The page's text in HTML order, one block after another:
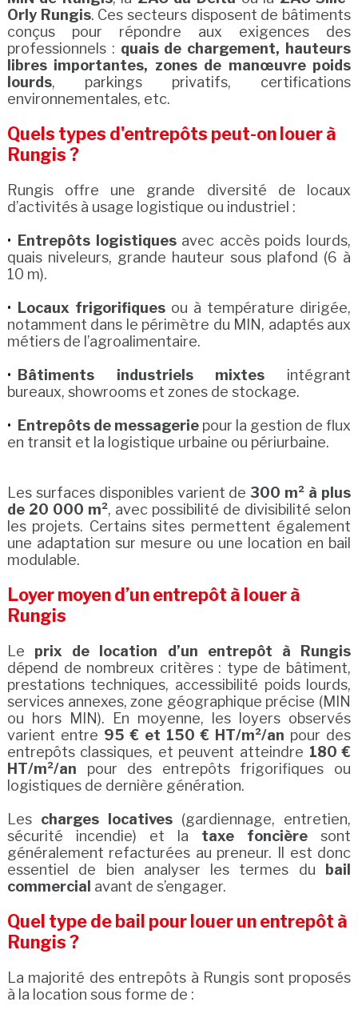
Orly Rungis. Ces secteurs disposent de bâtiments
conçus pour répondre aux exigences des
professionnels : quais de chargement, hauteurs
libres importantes, zones de manœuvre poids
lourds, parkings privatifs, certifications
environnementales, etc.
Quels types d'entrepôts peut-on louer à
Rungis ?
Rungis offre une grande diversité de locaux
d’activités à usage logistique ou industriel :
Entrepôts logistiquesavec accès poids lourds,
quais niveleurs, grande hauteur sous plafond (6 à
10 m).
Locaux frigorifiquesou à température dirigée,
notamment dans le périmètre du MIN, adaptés aux
métiers de l’agroalimentaire.
Bâtiments industriels mixtes intégrant
bureaux, showrooms et zones de stockage.
Entrepôts de messageriepour la gestion de flux
en transit et la logistique urbaine ou périurbaine.
Les surfaces disponibles varient de300 m² à plus
de 20 000 m², avec possibilité de divisibilité selon
les projets. Certains sites permettent également
une adaptation sur mesure ou une location en bail
modulable.
Loyer moyen d’un entrepôt à louer à
Rungis
Le prix de location d’un entrepôt à Rungis
dépend de nombreux critères : type de bâtiment,
prestations techniques, accessibilité poids lourds,
services annexes, zone géographique précise (MIN
ou hors MIN). En moyenne, les loyers observés
varient entre 95 € et 150 € HT/m²/an pour des
entrepôts classiques, et peuvent atteindre 180 €
HT/m²/an pour des entrepôts frigorifiques ou
logistiques de dernière génération.
Les charges locatives (gardiennage, entretien,
sécurité incendie) et la taxe foncière sont
généralement refacturées au preneur. Il est donc
essentiel de bien analyser les termes du bail
commercial avant de s’engager.
Quel type de bail pour louer un entrepôt à
Rungis ?
La majorité des entrepôts à Rungis sont proposés
à la location sous forme de :